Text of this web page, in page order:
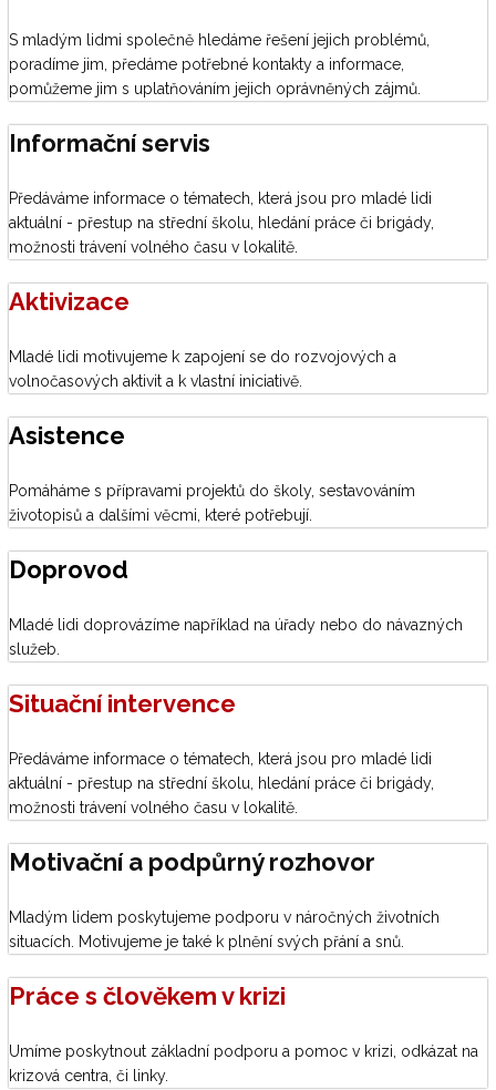
S mladým lidmi společně hledáme řešení jejich problémů,
poradíme jim, předáme potřebné kontakty a informace,
pomůžeme jim s uplatňováním jejich oprávněných zájmů.
Informační servis
Předáváme informace o tématech, která jsou pro mladé lidi
aktuální - přestup na střední školu, hledání práce či brigády,
možnosti trávení volného času v lokalitě.
Aktivizace
Mladé lidi motivujeme k zapojení se do rozvojových a
volnočasových aktivit a k vlastní iniciativě.
Asistence
Pomáháme s přípravami projektů do školy, sestavováním
životopisů a dalšími věcmi, které potřebují.
Doprovod
Mladé lidi doprovázíme například na úřady nebo do návazných
služeb.
Situační intervence
Předáváme informace o tématech, která jsou pro mladé lidi
aktuální - přestup na střední školu, hledání práce či brigády,
možnosti trávení volného času v lokalitě.
Motivační a podpůrný rozhovor
Mladým lidem poskytujeme podporu v náročných životních
situacích. Motivujeme je také k plnění svých přání a snů.
Práce s člověkem v krizi
Umíme poskytnout základní podporu a pomoc v krizi, odkázat na
krizová centra, či linky.